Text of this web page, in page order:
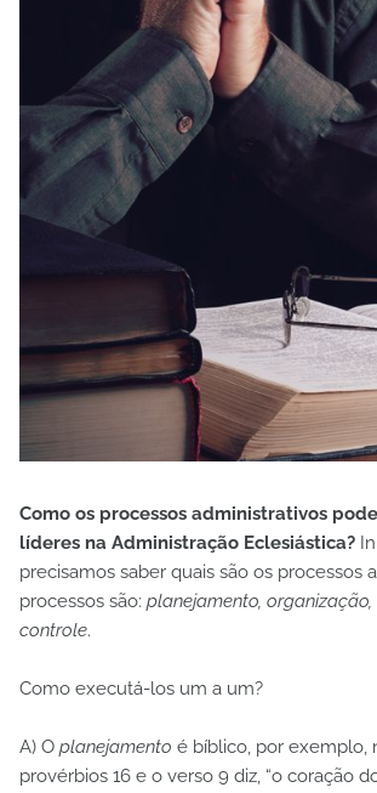
Como os processos administrativos
líderes na Administração Eclesiástica?
precisamos saber quais são os processos
processos são: planejamento,
controle.
Como executá-los um a um?
A) O planejamento é bíblico, por exemplo,
provérbios 16 e o verso 9 diz, “o coração